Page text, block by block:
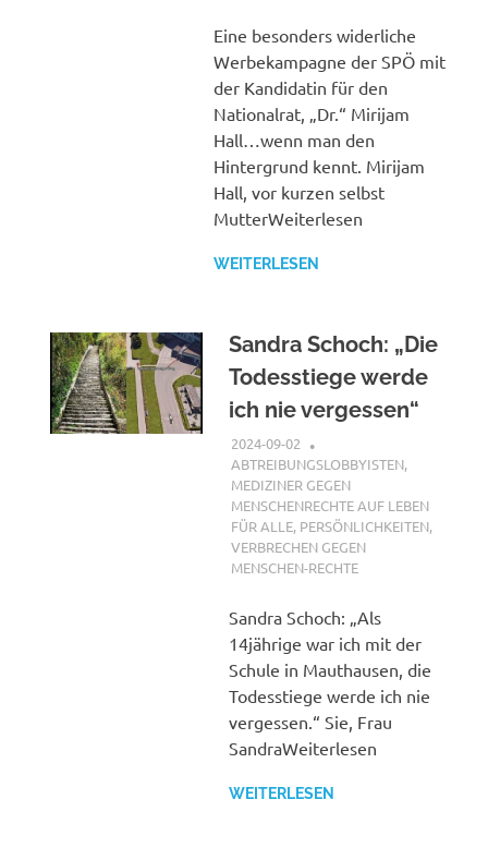
Eine besonders widerliche
Werbekampagne der SPÖ mit
der Kandidatin für den
Nationalrat, „Dr.“ Mirijam
Hall…wenn man den
Hintergrund kennt. Mirijam
Hall, vor kurzen selbst
MutterWeiterlesen
WEITERLESEN
Sandra Schoch: „Die
Todesstiege werde
ich nie vergessen“
2024-09-02
ABTREIBUNGSLOBBYISTEN,
MEDIZINER GEGEN
MENSCHENRECHTE AUF LEBEN
FÜR ALLE, PERSÖNLICHKEITEN,
VERBRECHEN GEGEN
MENSCHEN-RECHTE
Sandra Schoch: „Als
14jährige war ich mit der
Schule in Mauthausen, die
Todesstiege werde ich nie
vergessen.“ Sie, Frau
SandraWeiterlesen
WEITERLESEN